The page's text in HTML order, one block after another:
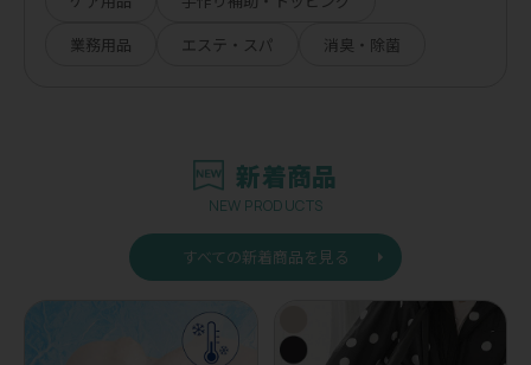
業務用品
エステ・スパ 消臭・除菌
新着商品
NEW PRODUCTS
すべての新着商品を見る